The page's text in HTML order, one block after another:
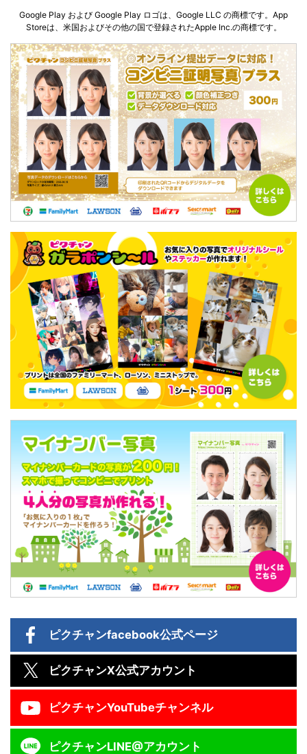
Google Play および Google Play ロゴは、Google LLC の商標です。App
Storeは、米国およびその他の国で登録されたApple Inc.の商標です。
ピクチャンfacebook公式ページ
ピクチャンX公式アカウント
ピクチャンYouTubeチャンネル
ピクチャンLINE@アカウント